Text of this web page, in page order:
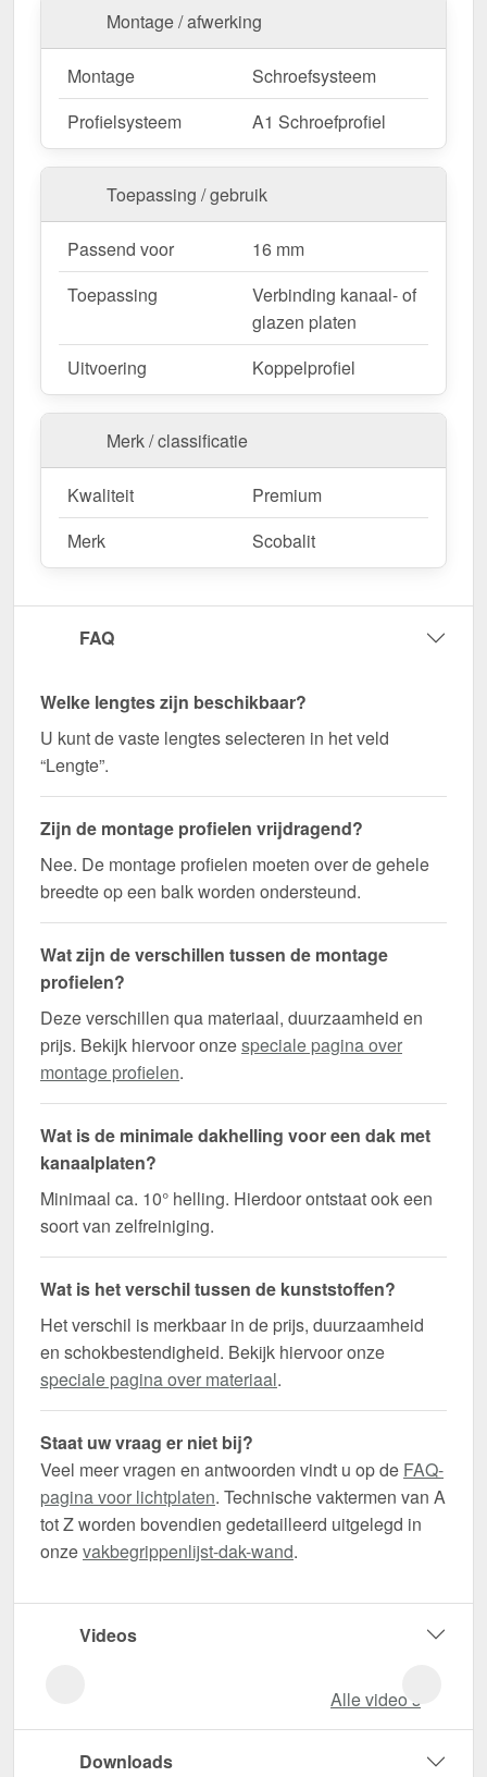
breiden.
Ideaal voor de volgende toepassingen:
Terrassen & carports
– Stabiele & strakke
verbinding tussen meerdere lagen.
Serres & kassen– Perfecte lichttransmissie met
stevige fixatie.
Dakbedekking & bekleding– Weerbestendige
bescherming.
Robuuste bevestiging voor duurzame
Agrarische gebouwen
– Weerbestendige
oplossing voor stallen & machinehallen.
Bestel nu A1 Schroefprofiel | Koppelprofiel | 16
mm – Snel geleverd en perfect op elkaar
afgestemd!
Zorg voor een stabiele en visueel aantrekkelijke
verbinding voor uw kanaalplaten - bestel nu!
Montage / afwerking
Montage
Schroefsysteem
Profielsysteem
A1 Schroefprofiel
Toepassing / gebruik
Passend voor
16 mm
Toepassing
Verbinding kanaal- of
glazen platen
Uitvoering
Koppelprofiel
Merk / classificatie
Kwaliteit
Premium
Merk
Scobalit
FAQ
Welke lengtes zijn beschikbaar?
U kunt de vaste lengtes selecteren in het veld
“Lengte”.
Zijn de montage profielen vrijdragend?
Nee. De montage profielen moeten over de gehele
breedte op een balk worden ondersteund.
Wat zijn de verschillen tussen de montage
profielen?
Deze verschillen qua materiaal, duurzaamheid en
prijs. Bekijk hiervoor onzespeciale pagina over
montage profielen.
Wat is de minimale dakhelling voor een dak met
kanaalplaten?
Minimaal ca. 10° helling. Hierdoor ontstaat ook een
soort van zelfreiniging.
Wat is het verschil tussen de kunststoffen?
Het verschil is merkbaar in de prijs, duurzaamheid
en schokbestendigheid. Bekijk hiervoor onze
speciale pagina over materiaal.
Staat uw vraag er niet bij?
Veel meer vragen en antwoorden vindt u op de FAQ-
pagina voor lichtplaten. Technische vaktermen van A
tot Z worden bovendien gedetailleerd uitgelegd in
onzevakbegrippenlijst-dak-wand.
Videos
Alle video‘s
Downloads